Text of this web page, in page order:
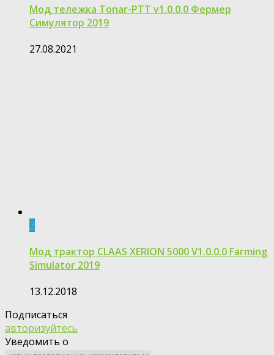
Мод тележка Tonar-PTT v1.0.0.0 Фермер
Симулятор 2019
27.08.2021
3
Мод трактор CLAAS XERION 5000 V1.0.0.0 Farming
Simulator 2019
13.12.2018
Подписаться
авторизуйтесь
Уведомить о